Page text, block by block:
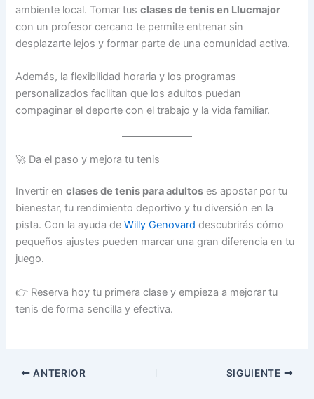
ambiente local. Tomar tusclases de tenis en Llucmajor
con un profesor cercano te permite entrenar sin
desplazarte lejos y formar parte de una comunidad activa.
Además, la flexibilidad horaria y los programas
personalizados facilitan que los adultos puedan
compaginar el deporte con el trabajo y la vida familiar.
🚀 Da el paso y mejora tu tenis
Invertir enclases de tenis para adultos es apostar por tu
bienestar, tu rendimiento deportivo y tu diversión en la
pista. Con la ayuda deWilly Genovard descubrirás cómo
pequeños ajustes pueden marcar una gran diferencia en tu
juego.
👉 Reserva hoy tu primera clase y empieza a mejorar tu
tenis de forma sencilla y efectiva.
ANTERIOR SIGUIENTE